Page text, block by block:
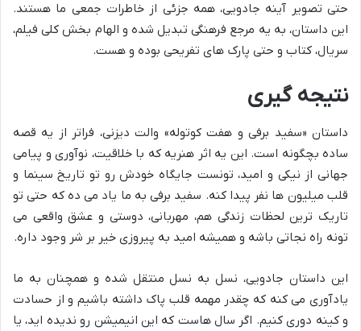
حتی تصویر آینه جادویی، همه جزئی از خاطرات جمعی ما هستند.
این داستان، به یه مرجع فرهنگی تبدیل شده و الهام بخش کلی فیلم،
سریال، کتاب و حتی پارک های تفریحی بوده و هست.
نتیجه گیری
داستان «سفید برفی و هفت کوتوله» والت دیزنی، فراتر از یه قصه
ساده بچگونه است. این یه اثر هنریه که با خلاقیت، نوآوری و پیامی
جهانی از نیکی و امید، تونست جایگاه خودش رو تو تاریخ سینما و
قلب میلیون ها نفر پیدا کنه. سفید برفی به ما یاد می ده که حتی تو
تاریک ترین لحظات زندگی هم، مهربانی، دوستی و عشق واقعی می
تونه راه نجاتی باشه و همیشه امید به پیروزی خیر بر شر وجود داره.
این داستان جادویی، نسل به نسل منتقل شده و همچنان به ما
یادآوری می کنه که چقدر مهمه قلب پاک داشته باشیم و از حسادت
و کینه دوری کنیم. اگر سال هاست که این انیمیشن رو ندیده اید، یا